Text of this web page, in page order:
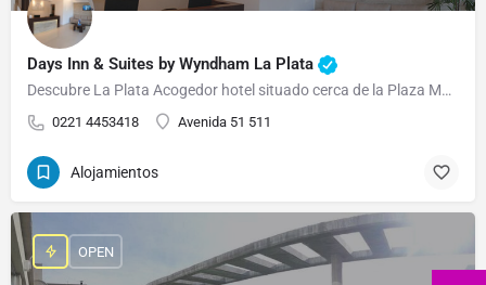
Days Inn & Suites by Wyndham La Plata
Descubre La Plata Acogedor hotel situado cerca de la Plaza Moreno y el Museo de La Plata
0221 4453418 Avenida 51 511
Alojamientos
OPEN